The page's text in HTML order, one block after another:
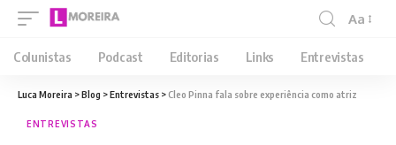
Aa
Colunistas Podcast Editorias Links Entrevistas
Luca Moreira >Blog >Entrevistas >Cleo Pinna fala sobre experiência como atriz
ENTREVISTAS